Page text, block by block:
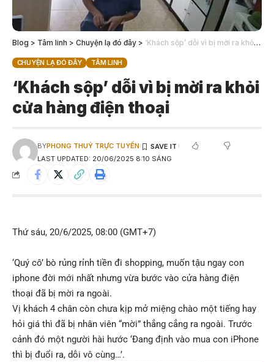
Blog > Tâm linh > Chuyện lạ đó đây > ‘Khách sộp’ dỗi vì bị mời ra khỏi cửa hàng điện thoại
CHUYỆN LẠ ĐÓ ĐÂY TÂM LINH
‘Khách sộp’ dỗi vì bị mời ra khỏi
cửa hàng điện thoại
LAST UPDATED: 20/06/2025 8:10 SÁNG
BYPHONG THUỶ TRỰC TUYẾN
Thứ sáu, 20/6/2025, 08:00 (GMT+7)
‘Quý cô’ bò rủng rỉnh tiền đi shopping, muốn tậu ngay con
iphone đời mới nhất nhưng vừa bước vào cửa hàng điện
thoại đã bị mời ra ngoài.
Vị khách 4 chân còn chưa kịp mở miệng chào một tiếng hay
hỏi giá thì đã bị nhân viên “mời” thẳng cẳng ra ngoài. Trước
cảnh đó một người hài hước ‘Đang định vào mua con iPhone
thì bị đuổi ra, dỗi vô cùng…’.